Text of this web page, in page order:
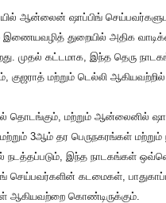
ஆன்லைன் ஷாப்பிங்
துறையில் அதிக
முதல் கட்டமாக, இந்த தெரு
குஜராத் மற்றும் டெல்லி
தொடங்கும், மற்றும் ஆன்லைனில்
3ஆம் தர பெருநகரங்கள் மற்றும்
நடத்தப்படும், இந்த நாடகங்கள்
செய்பவர்களின் கடமைகள்,
ஆகியவற்றை கொண்டிருக்கும்.